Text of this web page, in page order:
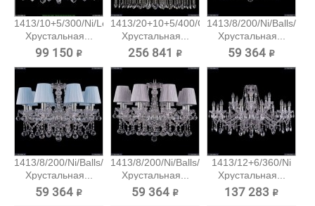
1413/10+5/300/Ni/Leafs
Хрустальная...
99 150 ₽
1413/20+10+5/400/G
Хрустальная...
256 841 ₽
1413/8/200/Ni/Balls/
Хрустальная...
59 364 ₽
1413/8/200/Ni/Balls/SH4
Хрустальная...
59 364 ₽
1413/8/200/Ni/Balls/SH6
Хрустальная...
59 364 ₽
1413/12+6/360/Ni
Хрустальная...
137 283 ₽